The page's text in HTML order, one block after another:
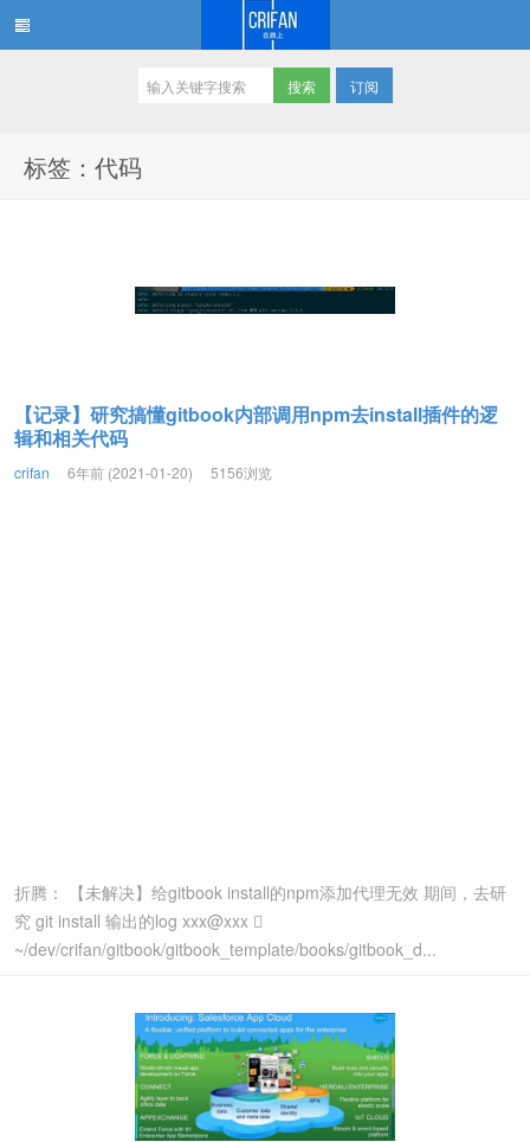
订阅
标签：代码
【记录】研究搞懂gitbook内部调用npm去install插件的逻
辑和相关代码
crifan 6年前 (2021-01-20) 5156浏览
折腾： 【未解决】给gitbook install的npm添加代理无效 期间，去研
究 git install 输出的log xxx@xxx 
~/dev/crifan/gitbook/gitbook_template/books/gitbook_d...